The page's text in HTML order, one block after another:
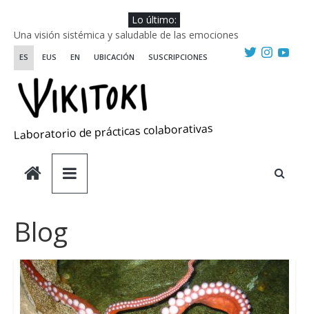
contenido
Lo último:
Una visión sistémica y saludable de las emociones
Investigando y haciendo desde-con las artes
WIKIRIKI ::: Convocatoria de residencias de investigación y
creación 2025
Escuela de Prácticas Transformadoras
ES EUS EN UBICACIÓN SUSCRIPCIONES
Laboratorio de prácticas colaborativas
Blog